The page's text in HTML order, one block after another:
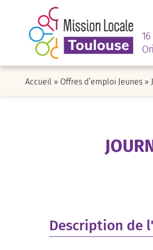
Accueil » Offres d’emploi Jeunes »
Description de